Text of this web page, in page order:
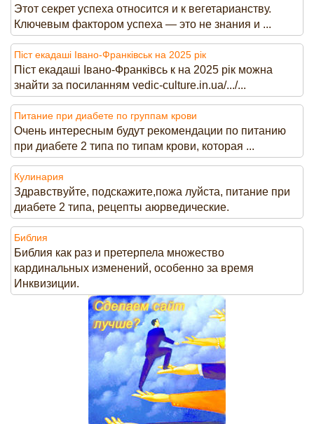
Этот секрет успеха относится и к вегетарианству.
Ключевым фактором успеха — это не знания и ...
Піст екадаші Івано-Франківськ на 2025 рік
Піст екадаші Івано-Франківсь к на 2025 рік можна
знайти за посиланням vedic-culture.in.ua/.../...
Питание при диабете по группам крови
Очень интересным будут рекомендации по питанию
при диабете 2 типа по типам крови, которая ...
Кулинария
Здравствуйте, подскажите,пожа луйста, питание при
диабете 2 типа, рецепты аюрведические.
Библия
Библия как раз и претерпела множество
кардинальных изменений, особенно за время
Инквизиции.